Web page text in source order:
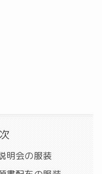
明会の服装